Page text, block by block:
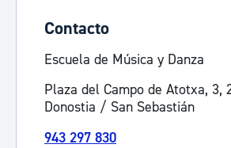
Contacto
Escuela de Música y Danza
Plaza del Campo de Atotxa, 3,
Donostia / San Sebastián
943 297 830